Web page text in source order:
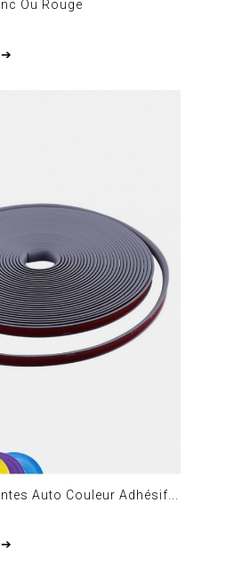
Ou Rouge
➔
Auto Couleur Adhésif...
➔